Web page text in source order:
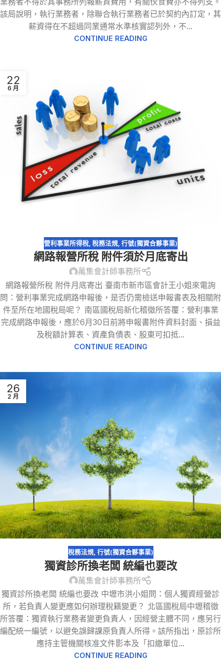
該局說明，執行業務者，除聯合執行業務者已於契約內訂定，其
薪資得在不超過同業通常水準核實認列外，不...
CONTINUE READING
22
6 月
營利事業所得稅, 稅務法規, 行號(獨資合夥事業)
網路報營所稅 附件須於月底寄出
萬集會計師事務所
網路報營所稅 附件月底寄出 臺南市新市區會計王小姐來電詢
問：營利事業完成網路申報後，是否仍需檢送申報書表及相關附
件至所在地國稅局呢？ 南區國稅局新化稽徵所答覆：營利事業
完成網路申報後，應於6月30日前將申報書附件資料封面、損益
及稅額計算表、資產負債表、股東可扣抵...
CONTINUE READING
26
2 月
稅務法規, 行號(獨資合夥事業)
獨資診所換老闆 統編也要改
萬集會計師事務所
獨資診所換老闆 統編也要改 中壢市洪小姐問：個人獨資經營診
所，若負責人變更應如何辦理稅籍變更？ 北區國稅局中壢稽徵
所答覆：獨資執行業務者變更負責人，因經營主體不同，應另行
編配統一編號，以避免誤歸課原負責人所得。該所指出，原診所
應持主管機關核准文件影本及「扣繳單位...
CONTINUE READING